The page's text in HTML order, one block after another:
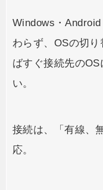
Windows・
わらず、OSの切
ばすぐ接続先の
い。
接続は、「有線、
応。